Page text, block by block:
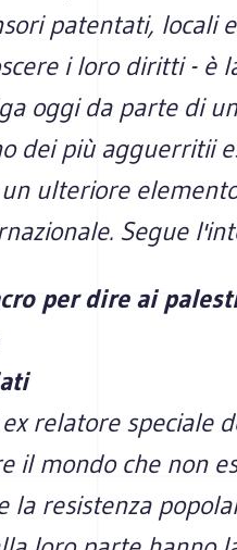
patentati, locali
i loro diritti - è
oggi da parte di
dei più agguerritii
ulteriore
Segue
per dire ai
relatore speciale
il mondo che non
la resistenza